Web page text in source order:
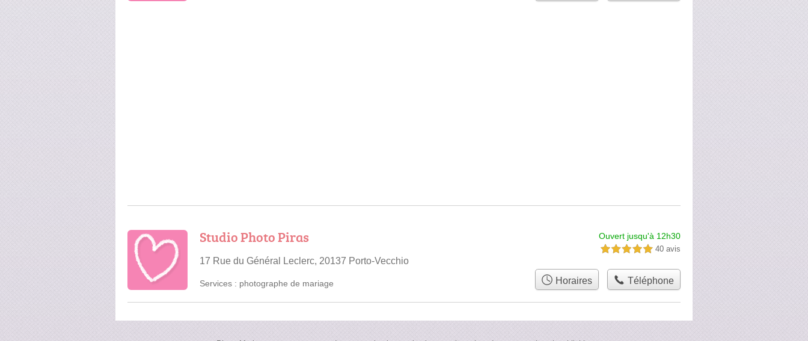
Studio Photo Piras
17 Rue du Général Leclerc, 20137 Porto-Vecchio
Ouvert jusqu'à 12h30
5,0 étoiles sur 5 40 avis
Services : photographe de mariage Horaires Téléphone